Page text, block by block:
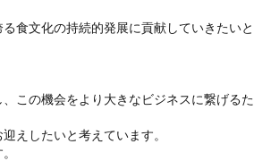
食文化の持続的発展に貢献していきたいと
この機会をより大きなビジネスに繋げるた
えしたいと考えています。